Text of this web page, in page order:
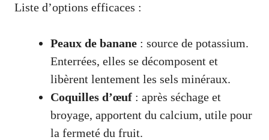
Liste d’options efficaces :
Peaux de banane : source de potassium.
Enterrées, elles se décomposent et
libèrent lentement les sels minéraux.
Coquilles d’œuf : après séchage et
broyage, apportent du calcium, utile pour
la fermeté du fruit.